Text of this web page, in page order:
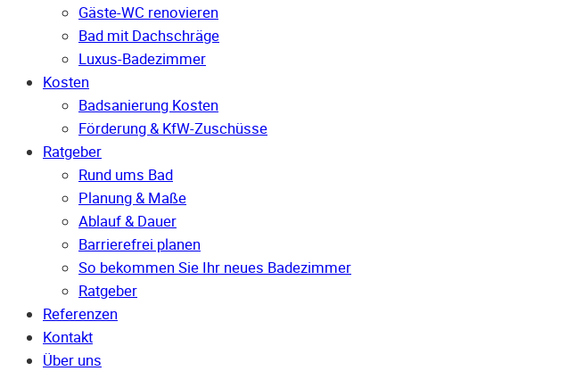
Gäste-WC renovieren
Bad mit Dachschräge
Luxus-Badezimmer
Kosten
Badsanierung Kosten
Förderung & KfW-Zuschüsse
Ratgeber
Rund ums Bad
Planung & Maße
Ablauf & Dauer
Barrierefrei planen
So bekommen Sie Ihr neues Badezimmer
Ratgeber
Referenzen
Kontakt
Über uns